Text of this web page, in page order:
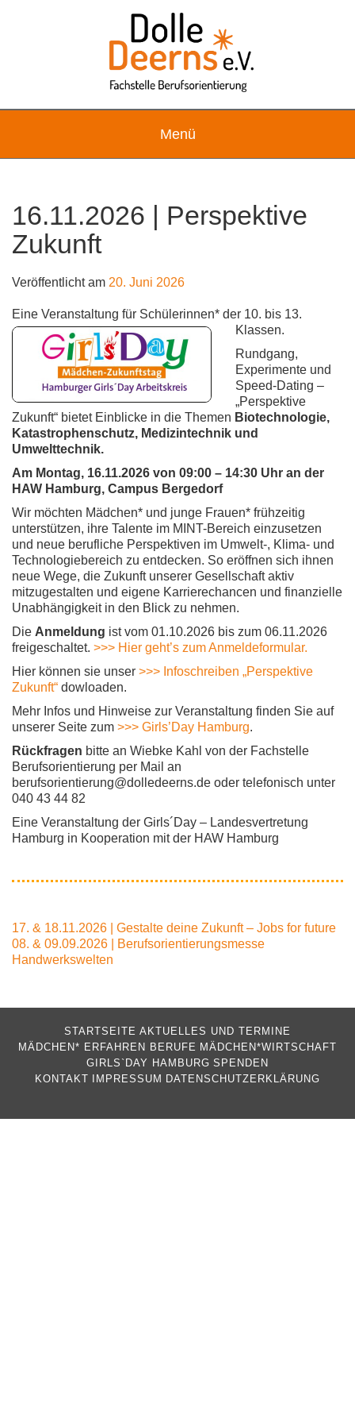
Menü
16.11.2026 | Perspektive
Zukunft
Veröffentlicht am 20. Juni 2026
Eine Veranstaltung für Schülerinnen* der 10. bis 13.
Klassen.
Rundgang,
Experimente und
Speed-Dating –
„Perspektive
Zukunft“ bietet Einblicke in die Themen Biotechnologie,
Katastrophenschutz, Medizintechnik und
Umwelttechnik.
Am Montag, 16.11.2026 von 09:00 – 14:30 Uhr an der
HAW Hamburg, Campus Bergedorf
Wir möchten Mädchen* und junge Frauen* frühzeitig
unterstützen, ihre Talente im MINT-Bereich einzusetzen
und neue berufliche Perspektiven im Umwelt-, Klima- und
Technologiebereich zu entdecken. So eröffnen sich ihnen
neue Wege, die Zukunft unserer Gesellschaft aktiv
mitzugestalten und eigene Karrierechancen und finanzielle
Unabhängigkeit in den Blick zu nehmen.
Die Anmeldung ist vom 01.10.2026 bis zum 06.11.2026
freigeschaltet. >>> Hier geht’s zum Anmeldeformular.
Hier können sie unser >>> Infoschreiben „Perspektive
Zukunft“ dowloaden.
Mehr Infos und Hinweise zur Veranstaltung finden Sie auf
unserer Seite zum >>> Girls’Day Hamburg.
Rückfragen bitte an Wiebke Kahl von der Fachstelle
Berufsorientierung per Mail an
berufsorientierung@dolledeerns.de oder telefonisch unter
040 43 44 82
Eine Veranstaltung der Girls´Day – Landesvertretung
Hamburg in Kooperation mit der HAW Hamburg
Beitragsnavigation
17. & 18.11.2026 | Gestalte deine Zukunft – Jobs for future
08. & 09.09.2026 | Berufsorientierungsmesse
Handwerkswelten
STARTSEITE AKTUELLES UND TERMINE
MÄDCHEN* ERFAHREN BERUFE MÄDCHEN*WIRTSCHAFT
GIRLS`DAY HAMBURG SPENDEN
KONTAKT IMPRESSUM DATENSCHUTZERKLÄRUNG